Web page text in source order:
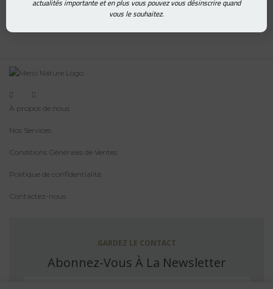
À propos de nous
Nos Services
Conditions Générales de Ventes
Politique de confidentialité
Contactez-nous
GARDEZ LE CONTACT
Abonnez-Vous À La Newsletter
actualités importante et en plus vous pouvez vous désinscrire quand
vous le souhaitez.